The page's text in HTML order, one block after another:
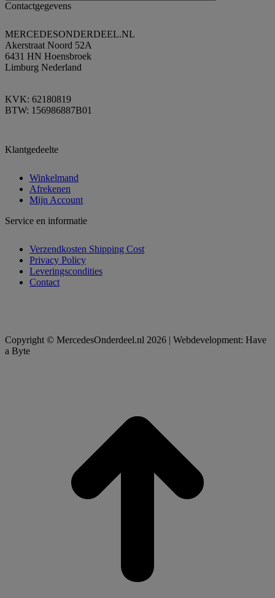
Contactgegevens
MERCEDESONDERDEEL.NL
Akerstraat Noord 52A
6431 HN Hoensbroek
Limburg Nederland
KVK: 62180819
BTW: 156986887B01
Klantgedeelte
Winkelmand
Afrekenen
Mijn Account
Service en informatie
Verzendkosten Shipping Cost
Privacy Policy
Leveringscondities
Contact
Copyright © MercedesOnderdeel.nl 2026 | Webdevelopment: Have
a Byte